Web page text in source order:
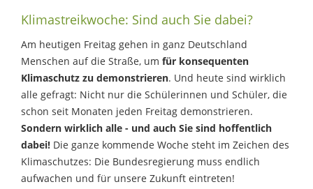
Klimastreikwoche: Sind auch Sie dabei?
Am heutigen Freitag gehen in ganz Deutschland
Menschen auf die Straße, um für konsequenten
Klimaschutz zu demonstrieren. Und heute sind wirklich
alle gefragt: Nicht nur die Schülerinnen und Schüler, die
schon seit Monaten jeden Freitag demonstrieren.
Sondern wirklich alle - und auch Sie sind hoffentlich
dabei! Die ganze kommende Woche steht im Zeichen des
Klimaschutzes: Die Bundesregierung muss endlich
aufwachen und für unsere Zukunft eintreten!